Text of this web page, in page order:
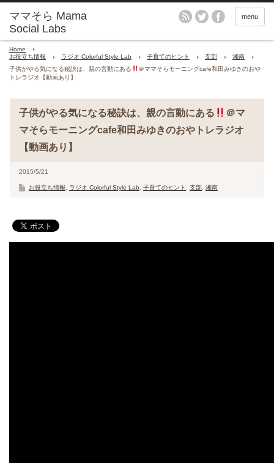
menu
Home
お役立ち情報
ラジオ Colorful Style Lab 子育てのヒント 支部
湘南
子供がやる気になる秘訣は、親の言動にある
＠ママそらモーニングcafe和田みゆきのおや
トレラジオ【動画あり】
子供がやる気になる秘訣は、親の言動にある
＠マ
マそらモーニングcafe和田みゆきのおやトレラジオ
【動画あり】
2015/5/21
お役立ち情報 ラジオ Colorful Style Lab 子育てのヒント 支部 湘南